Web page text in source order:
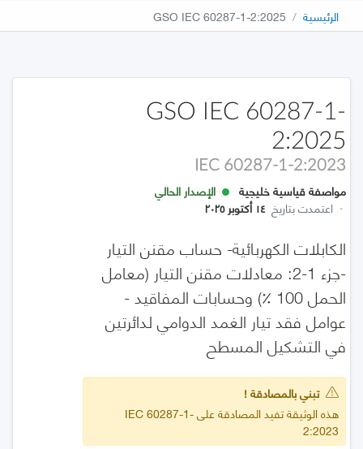
الرئيسية GSO IEC 60287-1-2:2025
GSO IEC 60287-1-
2:2025
IEC 60287-1-2:2023
مواصفة قياسية خليجية
الإصدار الحالي
· اعتمدت بتاريخ ١٤ أكتوبر ٢٠٢٥
الكابلات الكهربائية- حساب مقنن التيار
-جزء 1-2: معادلات مقنن التيار (معامل
الحمل 100 ٪) وحسابات المفاقيد -
عوامل فقد تيار الغمد الدوامي لدائرتين
في التشكيل المسطح
تبني بالمصادقة !
هذه الوثيقة تفيد المصادقة على IEC 60287-1-
2:2023